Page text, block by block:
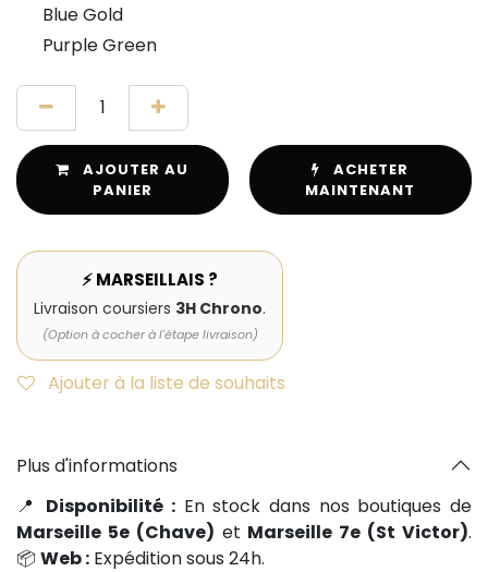
Blue Gold
Purple Green
AJOUTER AU
PANIER
ACHETER
MAINTENANT
⚡ MARSEILLAIS ?
Livraison coursiers 3H Chrono.
(Option à cocher à l'étape livraison)
Ajouter à la liste de souhaits
Plus d'informations
📍 Disponibilité : En stock dans nos boutiques de
Marseille 5e (Chave) et Marseille 7e (St Victor).
📦 Web : Expédition sous 24h.